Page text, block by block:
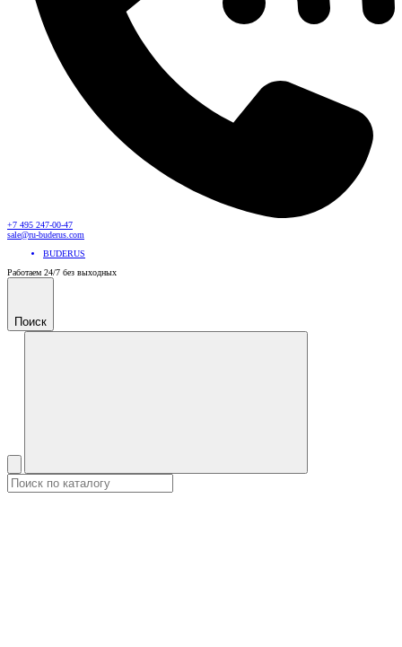
+7 495 247-00-47
sale@ru-buderus.com
BUDERUS
Работаем 24/7 без выходных
Поиск